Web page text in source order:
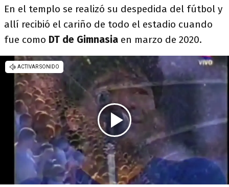
En el templo se realizó su despedida del fútbol y
allí recibió el cariño de todo el estadio cuando
fue como DT de Gimnasia en marzo de 2020.